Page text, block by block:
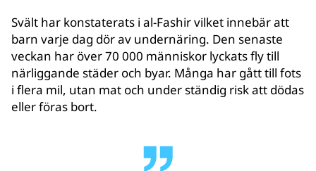
Svält har konstaterats i al-Fashir vilket innebär att
barn varje dag dör av undernäring. Den senaste
veckan har över 70 000 människor lyckats fly till
närliggande städer och byar. Många har gått till fots
i flera mil, utan mat och under ständig risk att dödas
eller föras bort.